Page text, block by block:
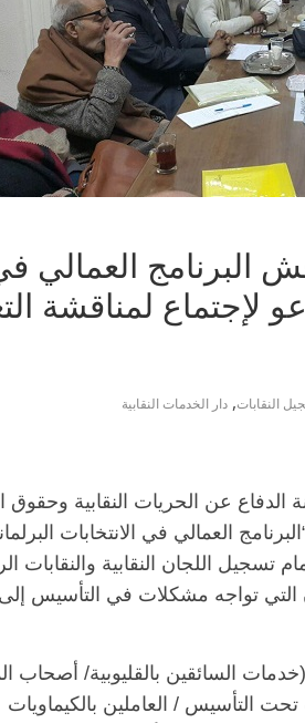
البرنامج العمالي
لإجتماع لمناقشة
النقابات, دار الخدمات النقابية
الدفاع عن الحريات النقابية وحقوق
العمالي في الانتخابات
تسجيل اللجان النقابية والنقابات
التي تواجه مشكلات في التأسيس
السائقين بالقليوبية/ أصحاب
التأسيس / العاملين بالكيماويات